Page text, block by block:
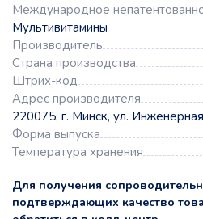
Международное
Мультивитамины
Производитель
Страна производства
Штрих-код
Адрес производителя
220075, г. Минск, ул.
Форма выпуска
Температура хранения
Для получения
подтверждающих качество